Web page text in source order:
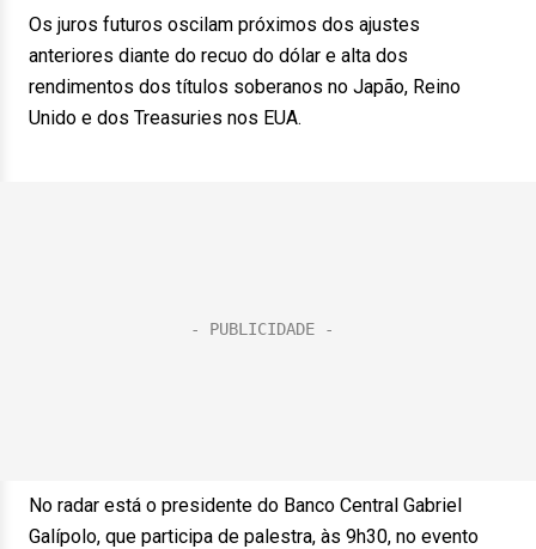
Os juros futuros oscilam próximos dos ajustes
anteriores diante do recuo do dólar e alta dos
rendimentos dos títulos soberanos no Japão, Reino
Unido e dos Treasuries nos EUA.
No radar está o presidente do Banco Central Gabriel
Galípolo, que participa de palestra, às 9h30, no evento